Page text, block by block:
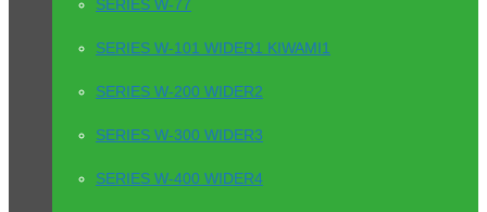
SERIES W-77
SERIES W-101 WIDER1 KIWAMI1
SERIES W-200 WIDER2
SERIES W-300 WIDER3
SERIES W-400 WIDER4